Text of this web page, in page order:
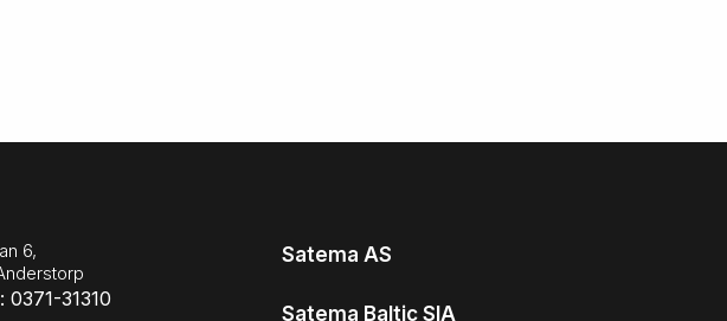
6,
0371-31310
Satema AS
Satema Baltic SIA